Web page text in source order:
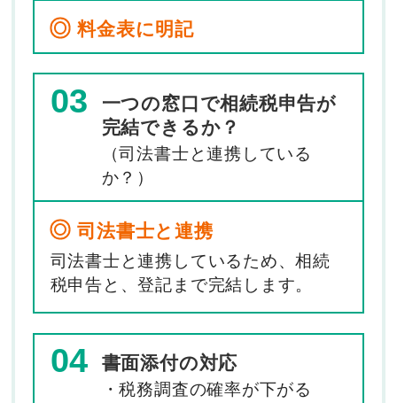
料金表に明記
03
一つの窓口で相続税申告が
完結できるか？
（司法書士と連携している
か？）
司法書士と連携
司法書士と連携しているため、相続
税申告と、登記まで完結します。
04 書面添付の対応
・税務調査の確率が下がる